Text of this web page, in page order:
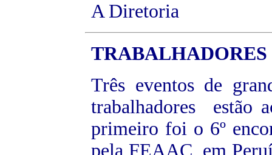
A Diretoria
Três eventos de
trabalhadores estão
primeiro foi o 6º
pela FEAAC, em